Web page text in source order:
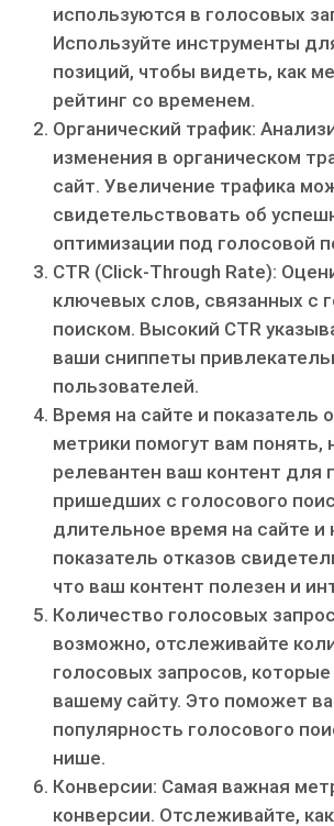
используются в голосовых
Используйте инструменты
позиций, чтобы видеть, как
рейтинг со временем.
Органический трафик:
изменения в органическом
сайт. Увеличение трафика
свидетельствовать об
оптимизации под голосовой
CTR (Click-Through Rate):
ключевых слов, связанных с
поиском. Высокий CTR
ваши сниппеты
пользователей.
Время на сайте и показатель
метрики помогут вам понять,
релевантен ваш контент для
пришедших с голосового
длительное время на сайте и
показатель отказов
что ваш контент полезен и
Количество голосовых
возможно, отслеживайте
голосовых запросов,
вашему сайту. Это поможет
популярность голосового
нише.
Конверсии: Самая важная
конверсии. Отслеживайте,